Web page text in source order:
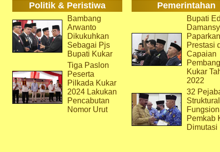
Politik & Peristiwa Pemerintahan
Bambang
Arwanto
Dikukuhkan
Sebagai Pjs
Bupati Kukar
Tiga Paslon
Peserta
Pilkada Kukar
2024 Lakukan
Pencabutan
Nomor Urut
Bupati
Paparkan
Prestasi
Capaian
Kukar
2022
32
Pemkab
Dimutasi